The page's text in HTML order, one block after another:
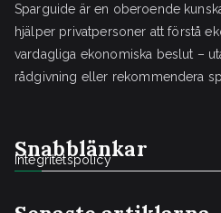
Sparguide är en oberoende
hjälper privatpersoner att förstå
vardagliga ekonomiska beslut –
rådgivning eller rekommendera
Snabblänkar
Integritetspolicy